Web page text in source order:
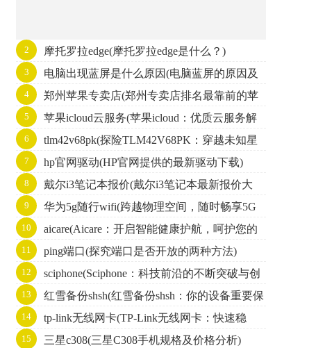
2 摩托罗拉edge(摩托罗拉edge是什么？)
3
电脑出现蓝屏是什么原因(电脑蓝屏的原因及
解决方法)
4
郑州苹果专卖店(郑州专卖店排名最靠前的苹
果手机店)
5
苹果icloud云服务(苹果icloud：优质云服务解
析)
6
tlm42v68pk(探险TLM42V68PK：穿越未知星
域，寻找新文明。)
7 hp官网驱动(HP官网提供的最新驱动下载)
8
戴尔i3笔记本报价(戴尔i3笔记本最新报价大
全)
9
华为5g随行wifi(跨越物理空间，随时畅享5G
网络：华为随行WiFi)
10
aicare(Aicare：开启智能健康护航，呵护您的
身心健康)
11 ping端口(探究端口是否开放的两种方法)
12
sciphone(Sciphone：科技前沿的不断突破与创
新)
13
红雪备份shsh(红雪备份shsh：你的设备重要保
护)
14
tp-link无线网卡(TP-Link无线网卡：快速稳
定、轻松畅享无线网络)
15 三星c308(三星C308手机规格及价格分析)